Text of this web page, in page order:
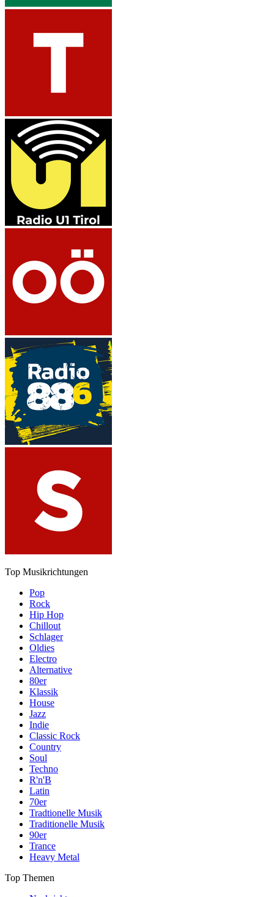
Top Musikrichtungen
Pop
Rock
Hip Hop
Chillout
Schlager
Oldies
Electro
Alternative
80er
Klassik
House
Jazz
Indie
Classic Rock
Country
Soul
Techno
R'n'B
Latin
70er
Tradtionelle Musik
Traditionelle Musik
90er
Trance
Heavy Metal
Top Themen